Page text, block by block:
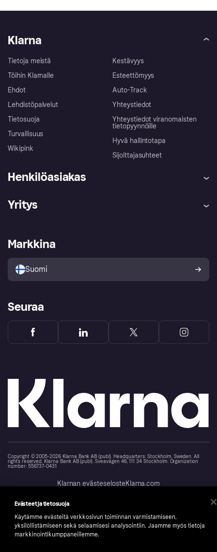
Klarna
Tietoja meistä
Töihin Klarnalle
Ehdot
Lehdistöpalvelut
Tietosuoja
Turvallisuus
Wikipink
Kestävyys
Esteettömyys
Auto-Track
Yhteystiedot
Yhteystiedot viranomaisten
tietopyynnöille
Hyvä hallintotapa
Sijoittajasuhteet
Henkilöasiakas
Ohje
Kirjaudu sisään
Tutustu kauppoihin
Ostajan turva
Yritys
Kirjaudu sisään yrityksenä
Markkina
Suomi
Seuraa
Copyright © 2005-2026 Klarna Bank AB (publ). Headquarters: Stockholm, Sweden. All
rights reserved. Klarna Bank AB (publ). Sveavägen 46, 111 34 Stockholm. Organization
number: 556737-0431
Klarnan evästeselosteKlarna.com
Evästeet ja tietosuoja
Käytämme evästeitä verkkosivun toiminnan varmistamiseen,
yksilöllistämiseen sekä selaamisesi analysointiin. Jaamme myös tietoja
markkinointikumppaneillemme.